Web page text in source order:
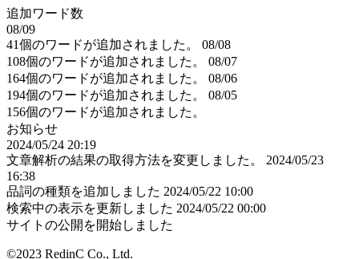
追加ワード数
08/09
41個のワードが追加されました。
08/08
108個のワードが追加されました。
08/07
164個のワードが追加されました。
08/06
194個のワードが追加されました。
08/05
156個のワードが追加されました。
お知らせ
2024/05/24 20:19
文章解析の結果の取得方法を変更しました。
2024/05/23
16:38
品詞の種類を追加しました 2024/05/22 10:00
検索中の表示を更新しました 2024/05/22 00:00
サイトの公開を開始しました
©2023 RedinC Co., Ltd.